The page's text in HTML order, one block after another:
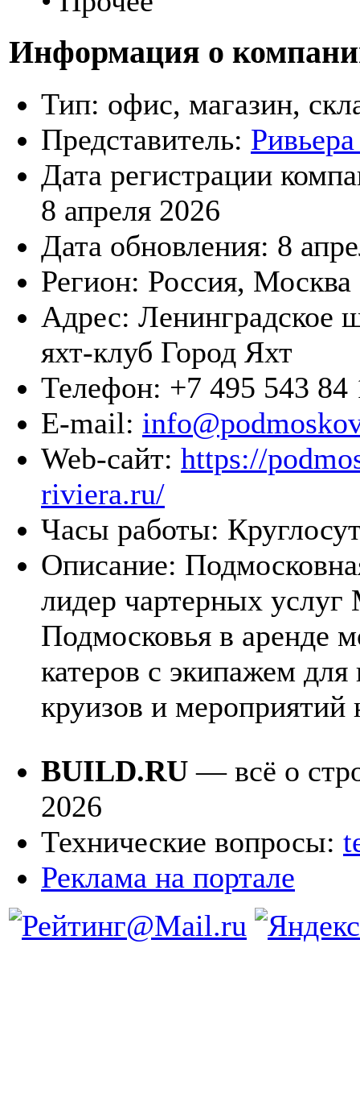
Информация о
Тип: офис, магазин,
Представитель:
Дата регистрации
8 апреля 2026
Дата обновления: 8
Регион: Россия, Москва
Адрес: Ленинградское
яхт-клуб Город Яхт
Телефон: +7 495 543 84
E-mail:
Web-сайт: https://
riviera.ru/
Часы работы:
Описание:
лидер чартерных
Подмосковья в аренде
катеров с экипажем для
круизов и мероприятий
BUILD.RU — всё о
2026
Технические вопросы:
Реклама на портале